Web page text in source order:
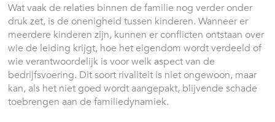
Wat vaak de relaties binnen de familie nog verder onder
druk zet, is de onenigheid tussen kinderen. Wanneer er
meerdere kinderen zijn, kunnen er conflicten ontstaan over
wie de leiding krijgt, hoe het eigendom wordt verdeeld of
wie verantwoordelijk is voor welk aspect van de
bedrijfsvoering. Dit soort rivaliteit is niet ongewoon, maar
kan, als het niet goed wordt aangepakt, blijvende schade
toebrengen aan de familiedynamiek.